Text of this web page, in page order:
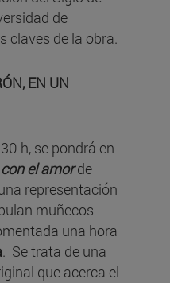
de
claves de la obra.
EN UN
h, se pondrá en
el amorde
representación
muñecos
una hora
. Se trata de una
que acerca el